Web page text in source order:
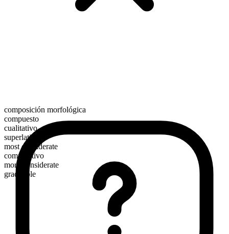
composición morfológica
compuesto
cualitativo
superlativo
most considerate
comparativo
more considerate
graduable